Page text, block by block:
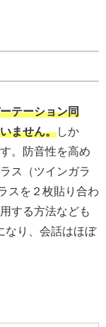
テーション同
ません。しか
。防音性を高め
ス（ツインガラ
スを２枚貼り合わ
する方法なども
なり、会話はほぼ